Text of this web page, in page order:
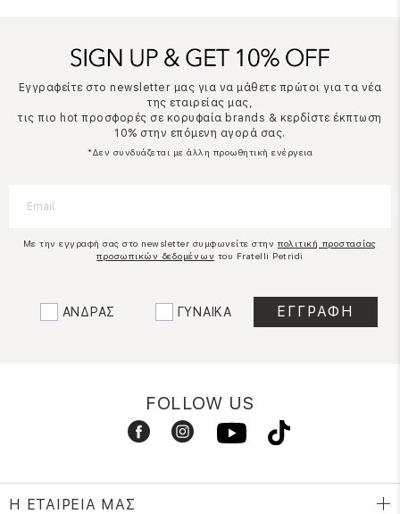
Εγγραφείτε στο newsletter μας για να μάθετε πρώτοι για τα νέα
της εταιρείας μας,
τις πιο hot προσφορές σε κορυφαία brands & κερδίστε έκπτωση
10% στην επόμενη αγορά σας.
*Δεν συνδυάζεται με άλλη προωθητική ενέργεια
Με την εγγραφή σας στο newsletter συμφωνείτε στην πολιτική προστασίας
προσωπικών δεδομένων του Fratelli Petridi
ΑΝΔΡΑΣ ΓΥΝΑΙΚΑ
FOLLOW US
Η ΕΤΑΙΡΕΙΑ ΜΑΣ